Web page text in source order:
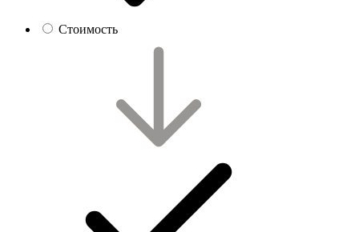
Стоимость